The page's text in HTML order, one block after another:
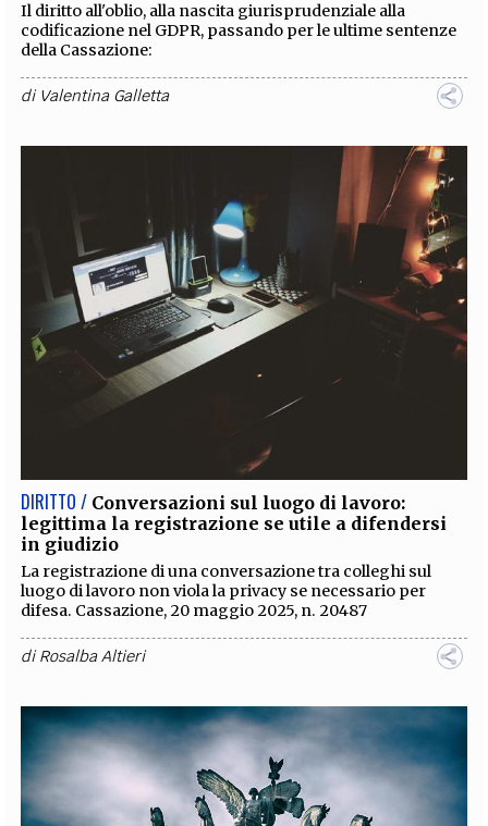
Il diritto all'oblio, alla nascita giurisprudenziale alla
codificazione nel GDPR, passando per le ultime sentenze
della Cassazione:
di Valentina Galletta
DIRITTO / Conversazioni sul luogo di lavoro:
legittima la registrazione se utile a difendersi
in giudizio
La registrazione di una conversazione tra colleghi sul
luogo di lavoro non viola la privacy se necessario per
difesa. Cassazione, 20 maggio 2025, n. 20487
diRosalba Altieri